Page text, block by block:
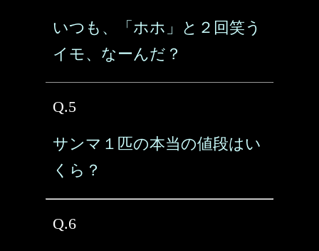
いつも、「ホホ」と２回笑う
イモ、なーんだ？
Q.5
サンマ１匹の本当の値段はい
くら？
Q.6